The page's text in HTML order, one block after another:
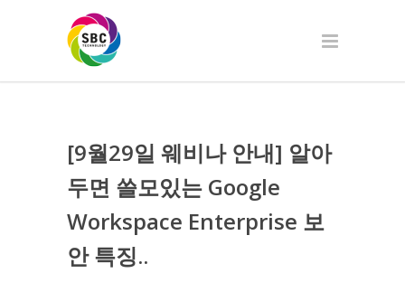
[9월29일 웨비나 안내] 알아
두면 쓸모있는 Google
Workspace Enterprise 보
안 특징..